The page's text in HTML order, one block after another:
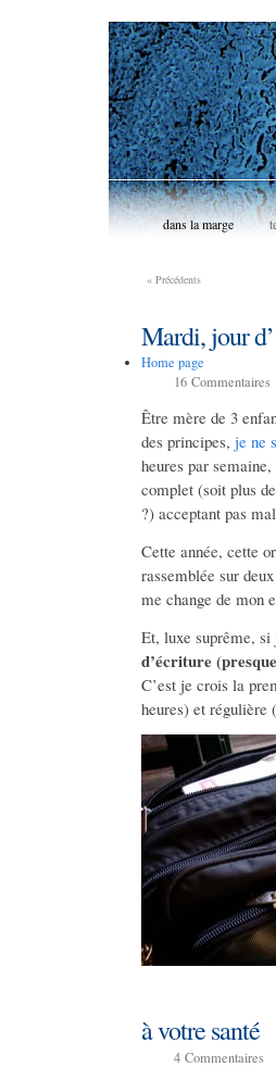
dans la marge
« Précédents
Mardi, jour
Home page
16 Commentaires
Être mère de 3
des principes, je ne
heures par
complet (soit plus
?) acceptant pas
Cette année, cette
rassemblée sur
me change de mon
Et, luxe suprême,
d’écriture
C’est je crois la
heures) et régulière
à votre santé
4 Commentaires